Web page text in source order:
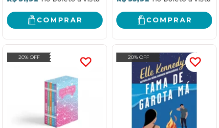
COMPRAR COMPRAR
20% OFF 20% OFF